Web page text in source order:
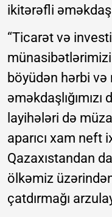
ikitərəfli
“Ticarət və
böyüdən hərbi
layihələri də
aparıcı xam neft
Qazaxıstandan
ölkəmiz
çatdırmağı